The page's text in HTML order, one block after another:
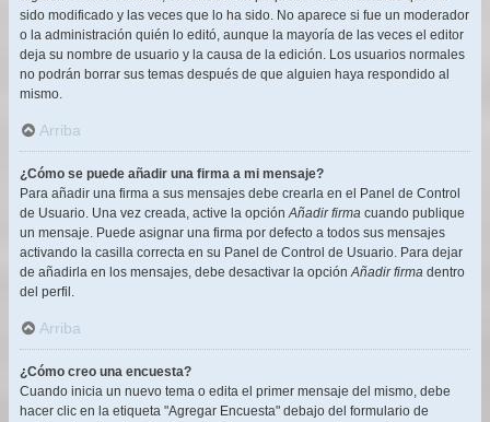
sido modificado y las veces que lo ha sido. No aparece si fue un moderador
o la administración quién lo editó, aunque la mayoría de las veces el editor
deja su nombre de usuario y la causa de la edición. Los usuarios normales
no podrán borrar sus temas después de que alguien haya respondido al
mismo.
Arriba
¿Cómo se puede añadir una firma a mi mensaje?
Para añadir una firma a sus mensajes debe crearla en el Panel de Control
de Usuario. Una vez creada, active la opciónAñadir firma cuando publique
un mensaje. Puede asignar una firma por defecto a todos sus mensajes
activando la casilla correcta en su Panel de Control de Usuario. Para dejar
de añadirla en los mensajes, debe desactivar la opciónAñadir firma dentro
del perfil.
Arriba
¿Cómo creo una encuesta?
Cuando inicia un nuevo tema o edita el primer mensaje del mismo, debe
hacer clic en la etiqueta "Agregar Encuesta" debajo del formulario de